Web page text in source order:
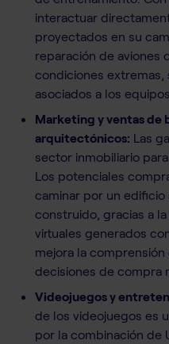
interactuar
proyectados en su
reparación de aviones
condiciones extremas,
asociados a los
Marketing y ventas de
arquitectónicos: Las
sector inmobiliario
Los potenciales
caminar por un
construido, gracias a
virtuales generados
mejora la
decisiones de compra
Videojuegos y
de los videojuegos es
por la combinación de